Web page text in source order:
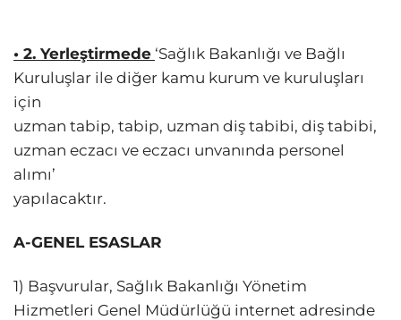
• 2. Yerleştirmede ‘Sağlık Bakanlığı ve Bağlı
Kuruluşlar ile diğer kamu kurum ve kuruluşları
için
uzman tabip, tabip, uzman diş tabibi, diş tabibi,
uzman eczacı ve eczacı unvanında personel
alımı’
yapılacaktır.
A-GENEL ESASLAR
1) Başvurular, Sağlık Bakanlığı Yönetim
Hizmetleri Genel Müdürlüğü internet adresinde